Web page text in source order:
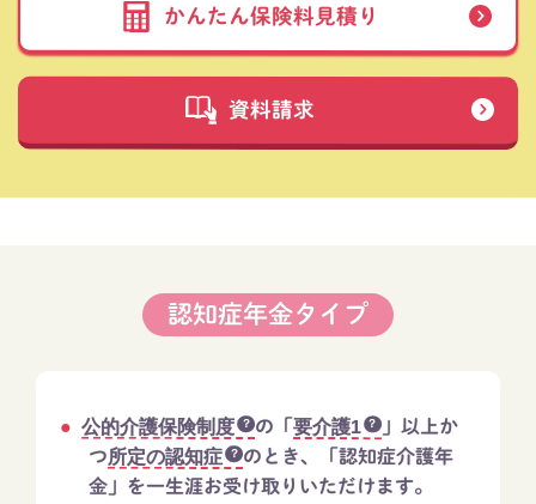
かんたん保険料見積り
資料請求
認知症年金タイプ
公的介護保険制度 の「 要介護1 」以上か
つ所定の認知症 のとき、「認知症介護年
金」を一生涯お受け取りいただけます。​